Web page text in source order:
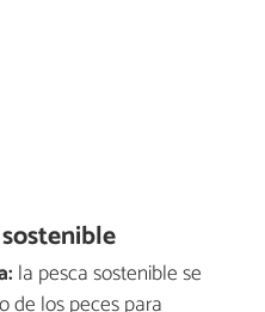
la pesca sostenible se